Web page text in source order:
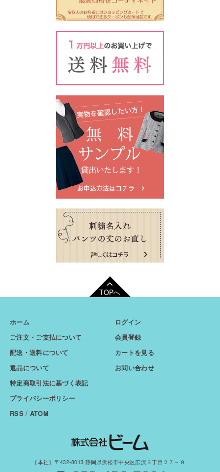
TOPへ
ホーム
ご注文・ご支払について
配送・送料について
返品について
特定商取引法に基づく表記
プライバシーポリシー
RSS/ ATOM
ログイン
会員登録
カートを見る
お問い合わせ
［本社］〒432-8013 静岡県浜松市中央区広沢３丁目２７－９